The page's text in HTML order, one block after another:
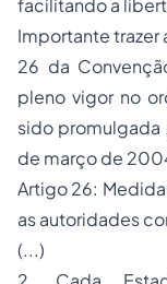
facilitando a
Importante trazer
26 da
pleno vigor no
sido promulgada
de março de
Artigo 26:
as autoridades
(...)